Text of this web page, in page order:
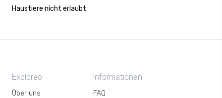
Haustiere nicht erlaubt
Exploreo
Über uns
Informationen
FAQ